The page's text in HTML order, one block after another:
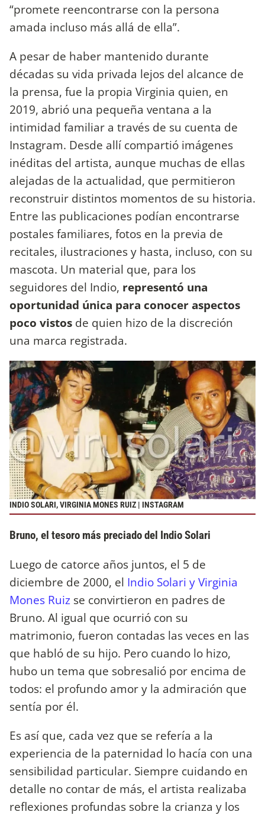
“promete reencontrarse con la persona
amada incluso más allá de ella”.
A pesar de haber mantenido durante
décadas su vida privada lejos del alcance de
la prensa, fue la propia Virginia quien, en
2019, abrió una pequeña ventana a la
intimidad familiar a través de su cuenta de
Instagram. Desde allí compartió imágenes
inéditas del artista, aunque muchas de ellas
alejadas de la actualidad, que permitieron
reconstruir distintos momentos de su historia.
Entre las publicaciones podían encontrarse
postales familiares, fotos en la previa de
recitales, ilustraciones y hasta, incluso, con su
mascota. Un material que, para los
seguidores del Indio, representó una
oportunidad única para conocer aspectos
poco vistos de quien hizo de la discreción
una marca registrada.
INDIO SOLARI, VIRGINIA MONES RUIZ | INSTAGRAM
Bruno, el tesoro más preciado del Indio Solari
Luego de catorce años juntos, el 5 de
diciembre de 2000, el Indio Solari y Virginia
Mones Ruiz se convirtieron en padres de
Bruno. Al igual que ocurrió con su
matrimonio, fueron contadas las veces en las
que habló de su hijo. Pero cuando lo hizo,
hubo un tema que sobresalió por encima de
todos: el profundo amor y la admiración que
sentía por él.
Es así que, cada vez que se refería a la
experiencia de la paternidad lo hacía con una
sensibilidad particular. Siempre cuidando en
detalle no contar de más, el artista realizaba
reflexiones profundas sobre la crianza y los